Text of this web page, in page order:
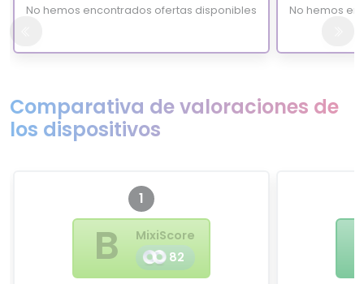
No hemos encontrados ofertas disponibles No hemos
Comparativa de valoraciones de
los dispositivos
1
B
MixiScore
82